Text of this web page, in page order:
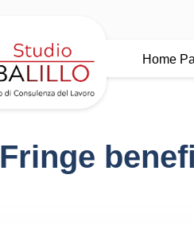
Home
Fringe